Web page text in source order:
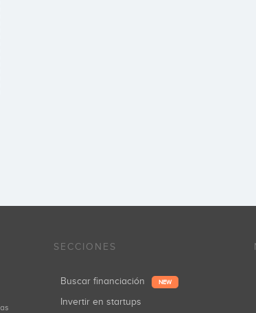
SECCIONES
Buscar financiación NEW
Invertir en startups